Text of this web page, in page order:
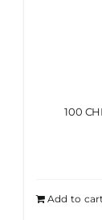
100
Add to cart